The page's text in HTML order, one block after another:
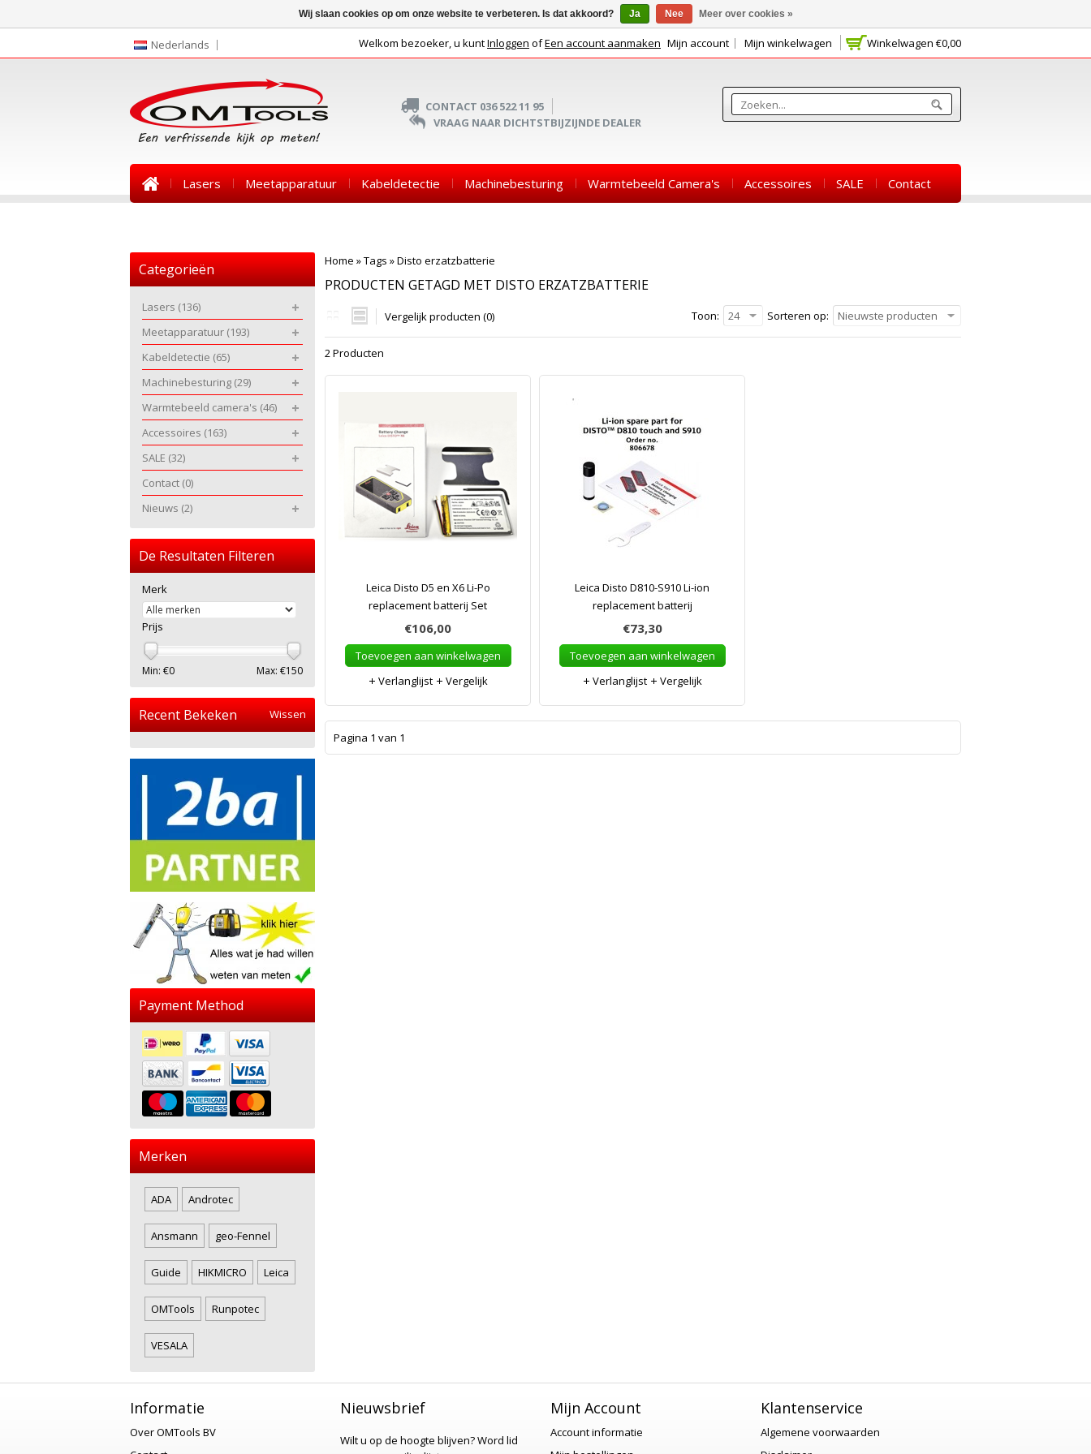
Nederlands Winkelwagen €0,00
Welkom bezoeker, u kuntInloggen ofEen account aanmaken Mijn account Mijn winkelwagen
CONTACT 036 522 11 95
VRAAG NAAR DICHTSTBIJZIJNDE DEALER
Lasers Meetapparatuur Kabeldetectie Machinebesturing Warmtebeeld Camera's Accessoires SALE Contact
Home »Tags »Disto erzatzbatterie
PRODUCTEN GETAGD MET DISTO ERZATZBATTERIE
Vergelijk producten (0) Sorteren op: Nieuwste producten
Toon: 24
2 Producten
Leica Disto D5 en X6 Li-Po
replacement batterij Set
€106,00
Toevoegen aan winkelwagen
Verlanglijst
Vergelijk
Leica Disto D810-S910 Li-ion
replacement batterij
€73,30
Toevoegen aan winkelwagen
Verlanglijst
Vergelijk
Pagina 1 van 1
Categorieën
Lasers (136)
Meetapparatuur (193)
Kabeldetectie (65)
Machinebesturing (29)
Warmtebeeld camera's (46)
Accessoires (163)
SALE (32)
Contact (0)
Nieuws (2)
De Resultaten Filteren
Merk
Prijs
Min: €0 Max: €150
Recent Bekeken Wissen
Payment Method
Merken
ADA Androtec
Ansmann geo-Fennel
Guide HIKMICRO Leica
OMTools Runpotec
VESALA
Informatie
Over OMTools BV
Nieuwsbrief
Wilt u op de hoogte blijven?Word lid
Mijn Account
Account informatie
Klantenservice
Algemene voorwaarden
Wij slaan cookies op om onze website te verbeteren. Is dat akkoord? Ja Nee Meer over cookies »